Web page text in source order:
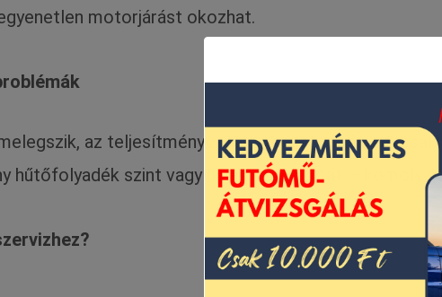
motorjárást okozhat.
az teljesítménycsökkenéssel és
hűtőfolyadék szint vagy hibás termosztát – komoly